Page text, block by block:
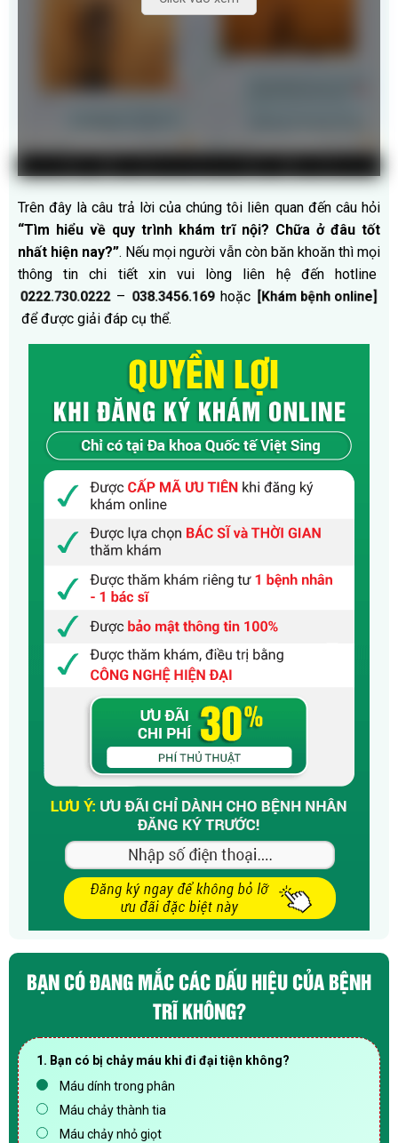
Trên đây là câu trả lời của chúng tôi liên quan đến câu hỏi
“Tìm hiểu về quy trình khám trĩ nội? Chữa ở đâu tốt
nhất hiện nay?”. Nếu mọi người vẫn còn băn khoăn thì mọi
thông tin chi tiết xin vui lòng liên hệ đến hotline
0222.730.0222 – 038.3456.169 hoặc [Khám bệnh online]
để được giải đáp cụ thể.
BẠN CÓ ĐANG MẮC CÁC DẤU HIỆU CỦA BỆNH
TRĨ KHÔNG?
1. Bạn có bị chảy máu khi đi đại tiện không?
Máu dính trong phân
Máu chảy thành tia
Máu chảy nhỏ giọt